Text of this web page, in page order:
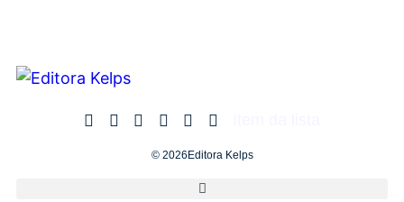
© 2026Editora Kelps